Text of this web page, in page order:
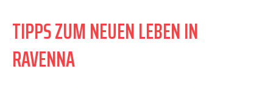
TIPPS ZUM NEUEN LEBEN IN
RAVENNA